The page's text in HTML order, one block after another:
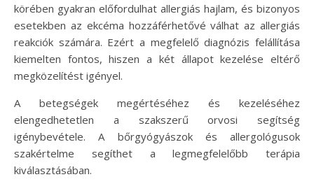
körében gyakran előfordulhat allergiás hajlam, és bizonyos
esetekben az ekcéma hozzáférhetővé válhat az allergiás
reakciók számára. Ezért a megfelelő diagnózis felállítása
kiemelten fontos, hiszen a két állapot kezelése eltérő
megközelítést igényel.
A betegségek megértéséhez és kezeléséhez
elengedhetetlen a szakszerű orvosi segítség
igénybevétele. A bőrgyógyászok és allergológusok
szakértelme segíthet a legmegfelelőbb terápia
kiválasztásában.